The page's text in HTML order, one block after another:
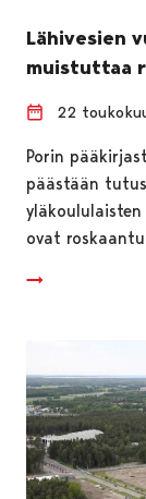
Lähivesien
muistuttaa
22
Porin
päästään
yläkoululaisten
ovat